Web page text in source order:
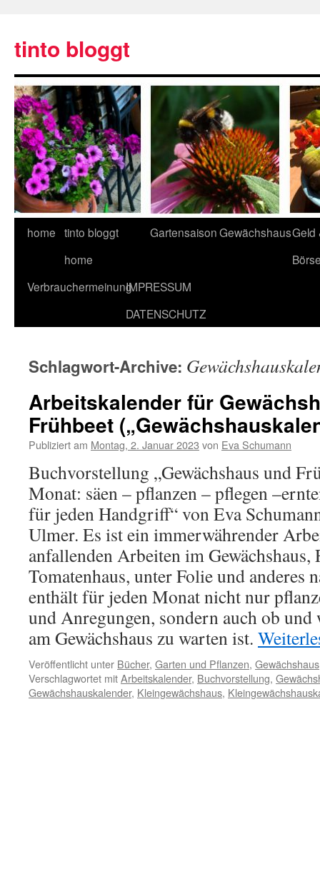
tinto bloggt
home tinto bloggt
home
GartensaisonGewächshausGeld
VerbrauchermeinungIMPRESSUM
DATENSCHUTZ
Schlagwort-Archive:
Arbeitskalender für
Frühbeet
Publiziert am Montag, 2. Januar 2023 von Eva Schumann
Buchvorstellung „Gewächshaus und
Monat: säen – pflanzen – pflegen
für jeden Handgriff“ von Eva
Ulmer. Es ist ein immerwährender
anfallenden Arbeiten im Gewächshaus,
Tomatenhaus, unter Folie und anderes
enthält für jeden Monat nicht nur
und Anregungen, sondern auch ob und
am Gewächshaus zu warten ist.
Veröffentlicht unter Bücher, Garten und Pflanzen, Gewächshaus
Verschlagwortet mitArbeitskalender, Buchvorstellung,
Gewächshauskalender, Kleingewächshaus,